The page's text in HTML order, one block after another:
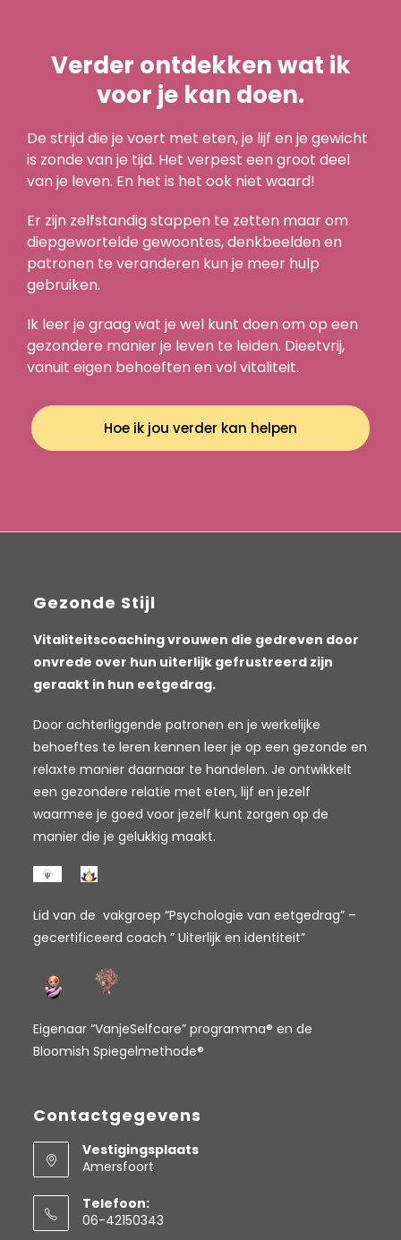
Verder ontdekken wat ik
voor je kan doen.
De strijd die je voert met eten, je lijf en je gewicht
is zonde van je tijd. Het verpest een groot deel
van je leven. En het is het ook niet waard!
Er zijn zelfstandig stappen te zetten maar om
diepgewortelde gewoontes, denkbeelden en
patronen te veranderen kun je meer hulp
gebruiken.
Ik leer je graag wat je wel kunt doen om op een
gezondere manier je leven te leiden. Dieetvrij,
vanuit eigen behoeften en vol vitaliteit.
Hoe ik jou verder kan helpen
Gezonde Stijl
Vitaliteitscoaching vrouwen die gedreven door
onvrede over hun uiterlijk gefrustreerd zijn
geraakt in hun eetgedrag.
Door achterliggende patronen en je werkelijke
behoeftes te leren kennen leer je op een gezonde en
relaxte manier daarnaar te handelen. Je ontwikkelt
een gezondere relatie met eten, lijf en jezelf
waarmee je goed voor jezelf kunt zorgen op de
manier die je gelukkig maakt.
Lid van de vakgroep “Psychologie van eetgedrag” –
gecertificeerd coach ” Uiterlijk en identiteit”
Eigenaar “VanjeSelfcare” programma® en de
Bloomish Spiegelmethode®
Contactgegevens
Vestigingsplaats
Amersfoort
Telefoon:
06-42150343